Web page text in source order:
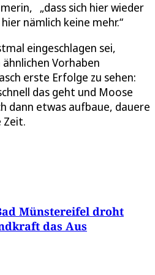
„dass sich hier wieder
nämlich keine mehr.“
eingeschlagen sei,
Vorhaben
erste Erfolge zu sehen:
das geht und Moose
dann etwas aufbaue, dauere
Zeit.
Münstereifel droht
das Aus